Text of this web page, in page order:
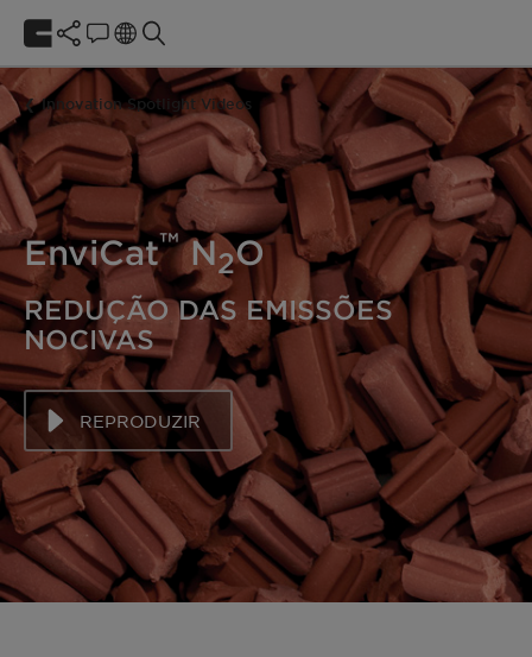
Innovation Spotlight Videos
EnviCat™N2O
REDUÇÃO DAS EMISSÕES
NOCIVAS
REPRODUZIR